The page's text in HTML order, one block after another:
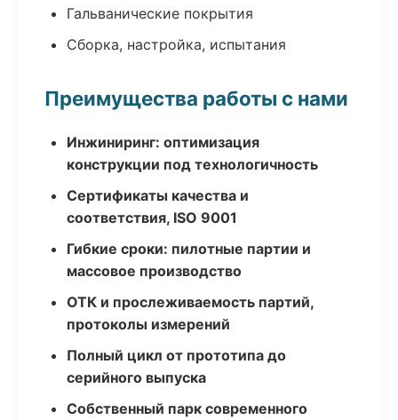
Гальванические покрытия
Сборка, настройка, испытания
Преимущества работы с нами
Инжиниринг: оптимизация
конструкции под технологичность
Сертификаты качества и
соответствия, ISO 9001
Гибкие сроки: пилотные партии и
массовое производство
ОТК и прослеживаемость партий,
протоколы измерений
Полный цикл от прототипа до
серийного выпуска
Собственный парк современного